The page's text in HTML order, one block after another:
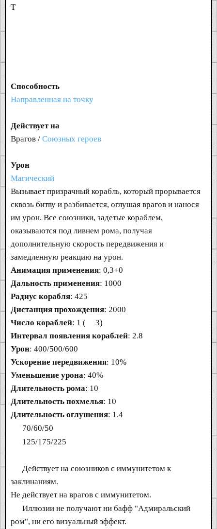
T
Способность
Направленная на точку
Действует на
Врагов / Союзных героев
Урон
Магический
Вызывает призрачный корабль, который прорывается
сквозь битву и разбивается, оглушая врагов и нанося
им урон. Все союзники, задетые кораблем,
оказываются под ливнем рома, получая
дополнительную скорость передвижения и
замедленную реакцию на урон.
Анимация применения: 0,3+0
Дальность применения: 1000
Радиус корабля: 425
Дистанция прохождения: 2000
Число кораблей: 1 (
3)
Интервал появления кораблей: 2.8
Урон: 400/500/600
Ускорение передвижения: 10%
Уменьшение урона: 40%
Длительность рома: 10
Длительность похмелья: 10
Длительность оглушения: 1.4
70/60/50
125/175/225
Действует на союзников с иммунитетом к
заклинаниям.
Не действует на врагов с иммунитетом.
Иллюзии не получают ни бафф "Адмиральский
ром", ни его визуальный эффект.